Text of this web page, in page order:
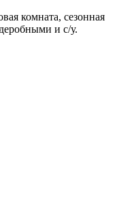
комната, сезонная
и с/у.